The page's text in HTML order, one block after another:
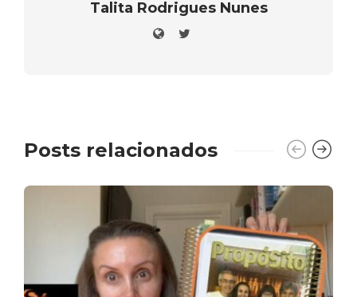
Talita Rodrigues Nunes
Posts relacionados